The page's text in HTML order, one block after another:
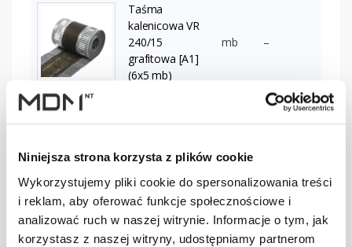
Niniejsza strona korzysta z plików cookie
Wykorzystujemy pliki cookie do spersonalizowania treści
i reklam, aby oferować funkcje społecznościowe i
analizować ruch w naszej witrynie. Informacje o tym, jak
korzystasz z naszej witryny, udostępniamy partnerom
Taśma
kalenicowa VR
240/15
grafitowa [A1]
(6x5 mb)
mb –
kalenicowa VR
[A1] (6x5 mb)
Taśma
kalenicowa VR
300/15 brązowa
mb –